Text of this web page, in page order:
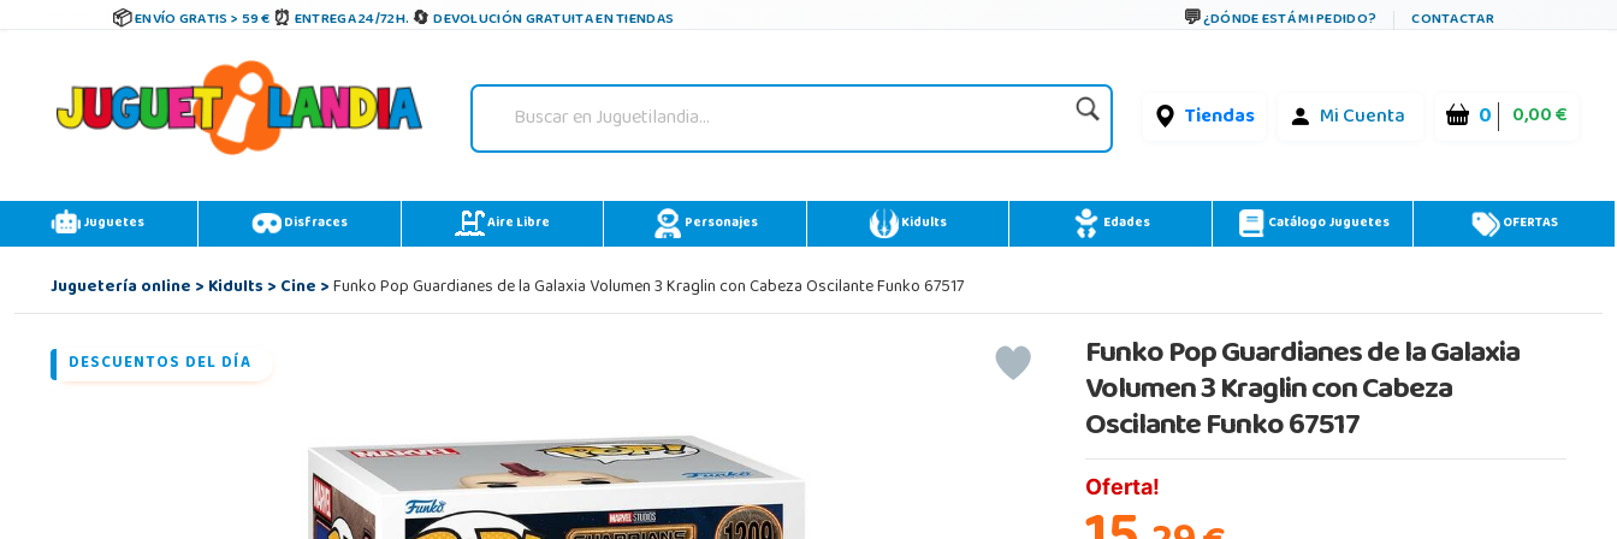
ENVÍO GRATIS > 59 € ENTREGA 24/72H. DEVOLUCIÓN GRATUITA EN TIENDAS ¿DÓNDE ESTÁ MI PEDIDO? CONTACTAR
Tiendas Mi Cuenta 0 0,00 €
Juguetes Disfraces Aire Libre Personajes Kidults Edades Catálogo Juguetes OFERTAS
Juguetería online>Kidults>Cine>Funko Pop Guardianes de la Galaxia Volumen 3 Kraglin con Cabeza Oscilante Funko 67517
DESCUENTOS DEL DÍA Funko Pop Guardianes de la Galaxia
Volumen 3 Kraglin con Cabeza
Oscilante Funko 67517
Oferta!